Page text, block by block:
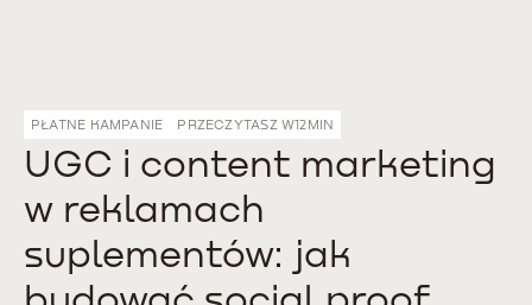
PŁATNE KAMPANIE PRZECZYTASZ W12MIN
UGC i content marketing
w reklamach
suplementów: jak